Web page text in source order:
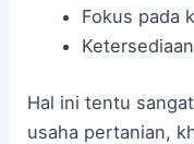
Fokus pada
Hal ini tentu
usaha pertanian,